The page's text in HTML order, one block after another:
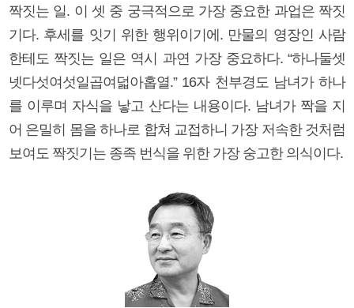
짝짓는 일. 이 셋 중 궁극적으로 가장 중요한 과업은 짝짓
기다. 후세를 잇기 위한 행위이기에. 만물의 영장인 사람
한테도 짝짓는 일은 역시 과연 가장 중요하다. “하나둘셋
넷다섯여섯일곱여덟아홉열.” 16자 천부경도 남녀가 하나
를 이루며 자식을 낳고 산다는 내용이다. 남녀가 짝을 지
어 은밀히 몸을 하나로 합쳐 교접하니 가장 저속한 것처럼
보여도 짝짓기는 종족 번식을 위한 가장 숭고한 의식이다.